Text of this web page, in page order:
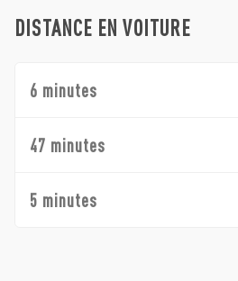
DISTANCE EN VOITURE
6 minutes
47 minutes
5 minutes